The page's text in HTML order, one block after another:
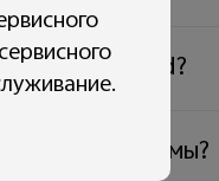
Android?
системы?